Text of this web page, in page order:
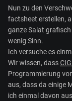
Nun zu den
factsheet erstellen,
ganze Salat
wenig Sinn.
Ich versuche es
Wir wissen, dassCIG
Programmierung
aus, dass da einige
ich einmal davon